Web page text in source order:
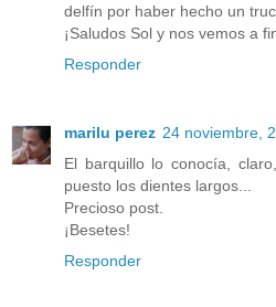
delfín por haber hecho un
¡Saludos Sol y nos vemos a
Responder
marilu perez 24 noviembre,
El barquillo lo conocía,
puesto los dientes largos...
Precioso post.
¡Besetes!
Responder